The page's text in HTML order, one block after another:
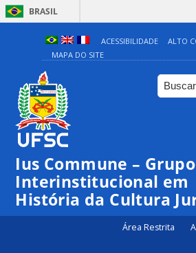
BRASIL
ACESSIBILIDADE
ALTO
MAPA DO SITE
Ius Commune – Grupo
Interinstitucional em
História da Cultura
Área Restrita